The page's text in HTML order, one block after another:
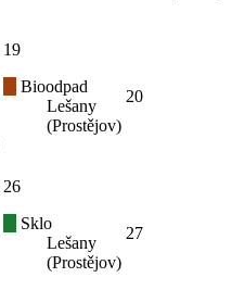
19
Bioodpad
Lešany
(Prostějov)
20
26
Sklo
Lešany
(Prostějov)
27